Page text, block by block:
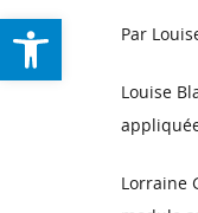
Ouvrir la barre d’outilsPar
Louise
Lorraine